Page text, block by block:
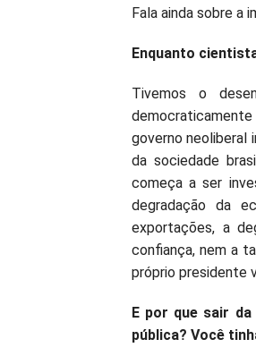
Fala ainda sobre a
Enquanto
Tivemos o
governo neoliberal
da sociedade
começa a ser
degradação da
exportações, a
confiança, nem a
próprio presidente
E por que sair
pública? Você